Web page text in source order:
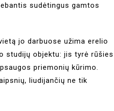
sudėtingus gamtos
jo darbuose užima erelio
studijų objektu: jis tyrė rūšies
priemonių kūrimo.
liudijančių ne tik